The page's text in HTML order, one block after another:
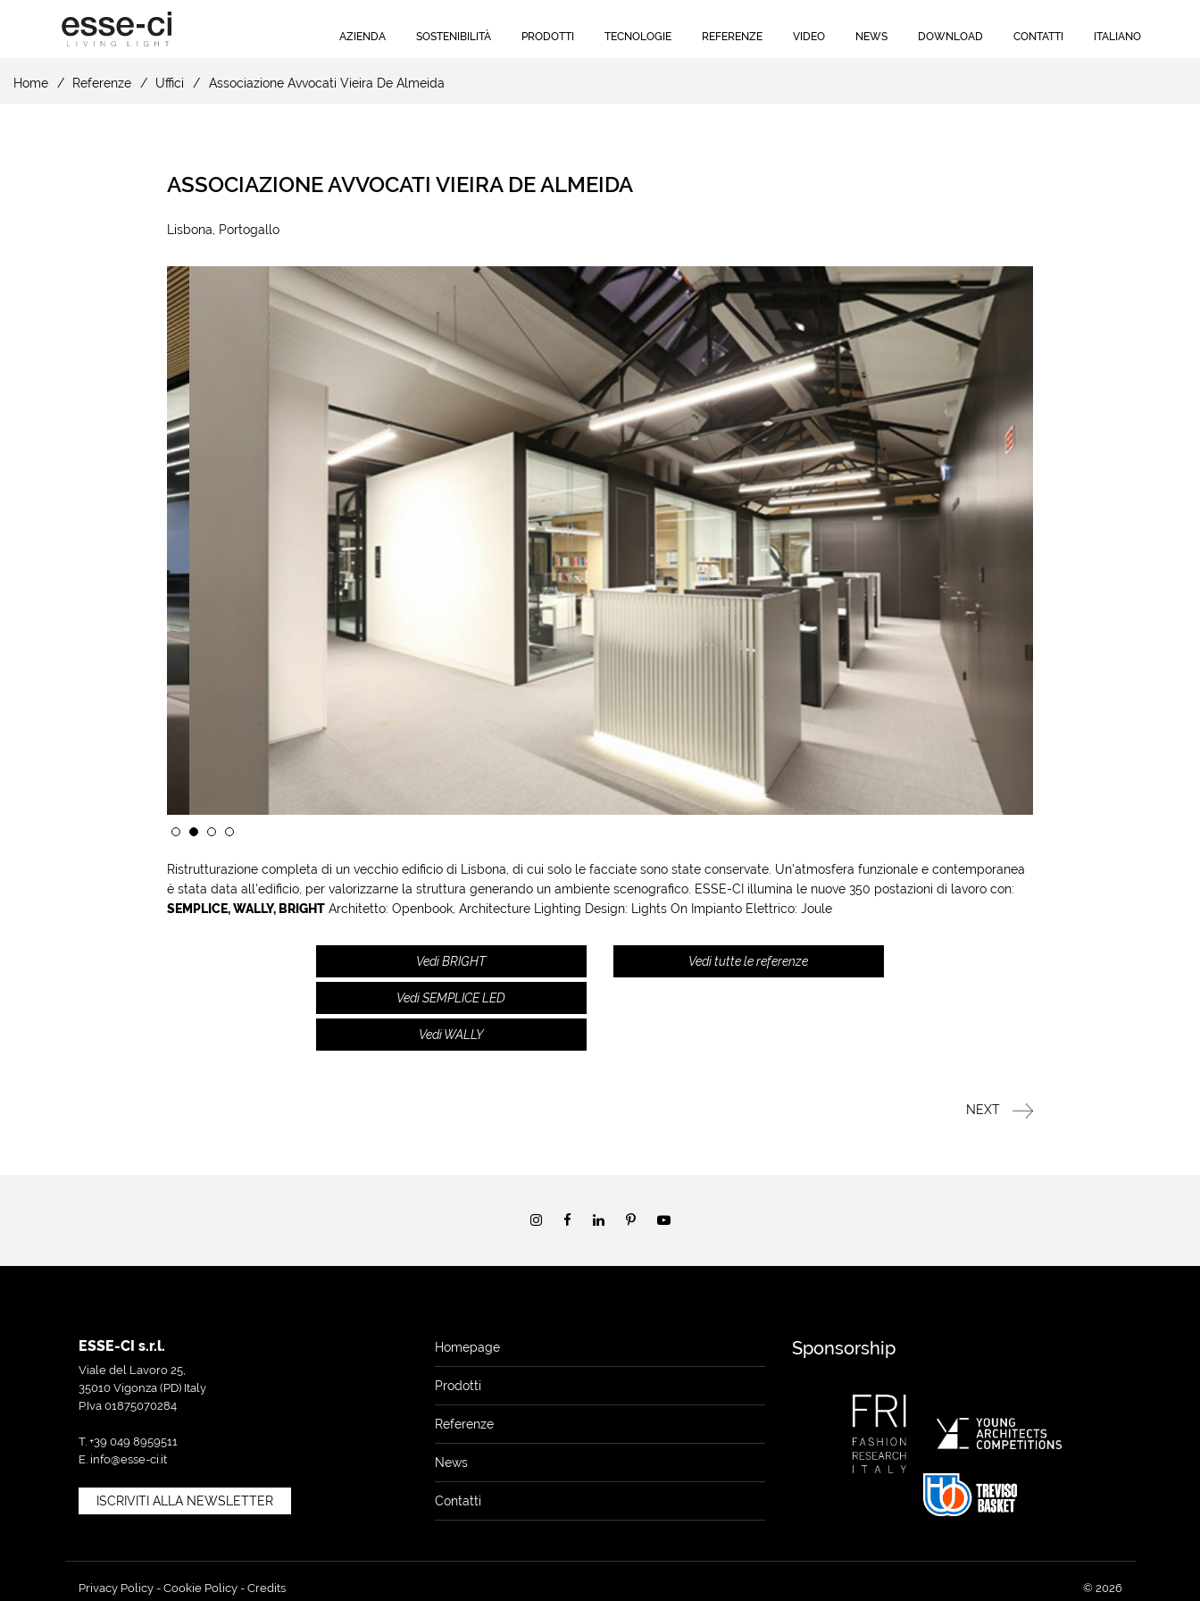
AZIENDA SOSTENIBILITÀ PRODOTTI TECNOLOGIE REFERENZE VIDEO NEWS DOWNLOAD CONTATTI ITALIANO
Home Referenze Uffici Associazione Avvocati Vieira De Almeida
ASSOCIAZIONE AVVOCATI VIEIRA DE ALMEIDA
Lisbona, Portogallo
Ristrutturazione completa di un vecchio edificio di Lisbona, di cui solo le facciate sono state conservate. Un'atmosfera funzionale e contemporanea
è stata data all'edificio, per valorizzarne la struttura generando un ambiente scenografico. ESSE-CI illumina le nuove 350 postazioni di lavoro con:
SEMPLICE, WALLY, BRIGHT Architetto: Openbook, Architecture Lighting Design: Lights On Impianto Elettrico: Joule
Vedi BRIGHT
Vedi SEMPLICE LED
Vedi WALLY
Vedi tutte le referenze
NEXT
ESSE-CI s.r.l.
Viale del Lavoro 25,
35010 Vigonza (PD) Italy
P.Iva 01875070284
T. +39 049 8959511
E. info@esse-ci.it
ISCRIVITI ALLA NEWSLETTER
Homepage
Prodotti
Referenze
News
Contatti
Sponsorship
Privacy Policy- Cookie Policy- Credits © 2026